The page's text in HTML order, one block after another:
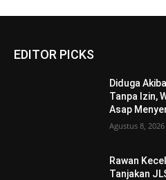
EDITOR PICKS
Diduga
Tanpa Izin,
Asap
Agustus 8, 2026
Rawan
Tanjakan